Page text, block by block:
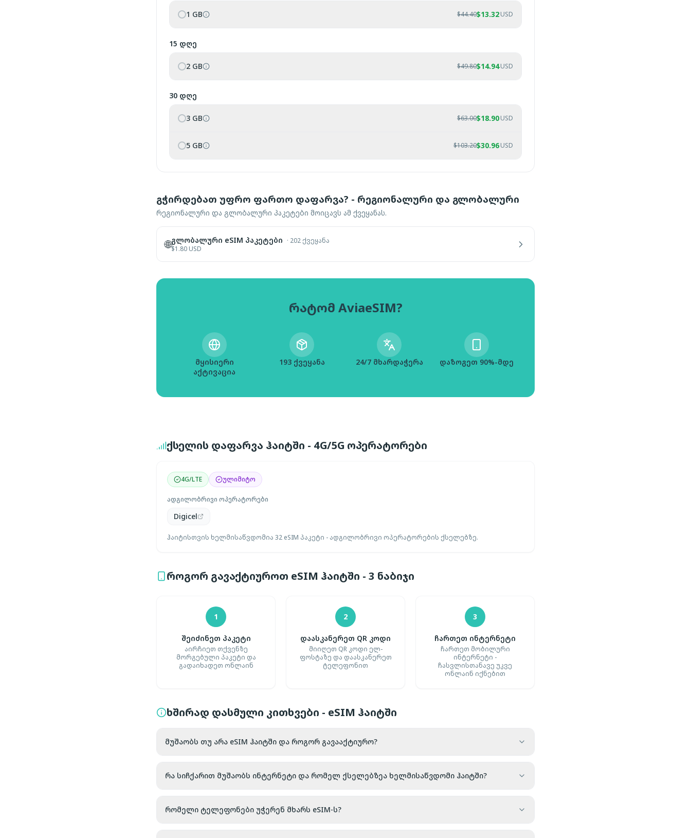
1 GB $44.40$13.32USD
15 დღე
2 GB $49.80$14.94USD
30 დღე
3 GB $63.00$18.90USD
5 GB $103.20$30.96USD
გჭირდებათ უფრო ფართო დაფარვა? - რეგიონალური და გლობალური
რეგიონალური და გლობალური პაკეტები მოიცავს ამ ქვეყანას.
🌐გლობალური eSIM პაკეტები · 202 ქვეყანა
$1.80 USD
რატომ AviaeSIM?
მყისიერი
აქტივაცია
193 ქვეყანა 24/7 მხარდაჭერა დაზოგეთ 90%-მდე
ქსელის დაფარვა ჰაიტში - 4G/5G ოპერატორები
4G/LTE ულიმიტო
ადგილობრივი ოპერატორები
Digicel
ჰაიტისთვის ხელმისაწვდომია 32 eSIM პაკეტი - ადგილობრივი ოპერატორების ქსელებზე.
როგორ გავაქტიუროთ eSIM ჰაიტში - 3 ნაბიჯი
1
შეიძინეთ პაკეტი
აირჩიეთ თქვენზე
მორგებული პაკეტი და
გადაიხადეთ ონლაინ
2
დაასკანერეთ QR კოდი
მიიღეთ QR კოდი ელ-
ფოსტაზე და დაასკანერეთ
ტელეფონით
3
ჩართეთ ინტერნეტი
ჩართეთ მობილური
ინტერნეტი -
ჩასვლისთანავე უკვე
ონლაინ იქნებით
ხშირად დასმული კითხვები - eSIM ჰაიტში
მუშაობს თუ არა eSIM ჰაიტში და როგორ გავააქტიურო?
რა სიჩქარით მუშაობს ინტერნეტი და რომელ ქსელებზეა ხელმისაწვდომი ჰაიტში?
რომელი ტელეფონები უჭერენ მხარს eSIM-ს?